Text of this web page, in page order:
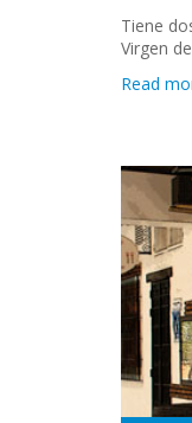
Tiene
Virgen
Read